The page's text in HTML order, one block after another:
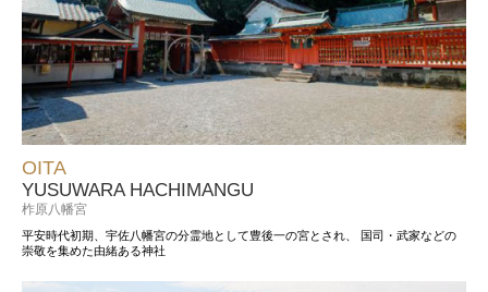
OITA
YUSUWARA HACHIMANGU
柞原八幡宮
平安時代初期、宇佐八幡宮の分霊地として豊後一の宮とされ、
国司・武家などの
崇敬を集めた由緒ある神社